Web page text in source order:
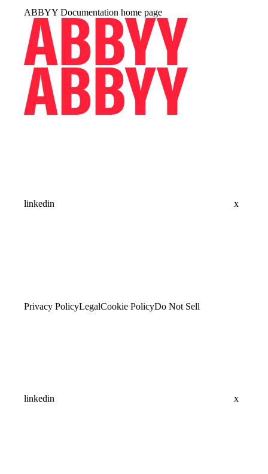
ABBYY Documentation home page
linkedin x
Privacy PolicyLegalCookie PolicyDo Not Sell
linkedin x